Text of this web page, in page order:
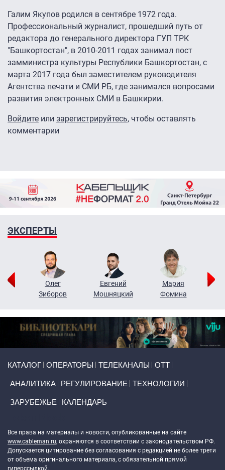
Галим Якупов родился в сентябре 1972 года.
Профессиональный журналист, прошедший путь от
редактора до генерального директора ГУП ТРК
"Башкортостан", в 2010-2011 годах занимал пост
замминистра культуры Республики Башкортостан, с
марта 2017 года был заместителем руководителя
Агентства печати и СМИ РБ, где занимался вопросами
развития электронных СМИ в Башкирии.
Войдите или зарегистрируйтесь, чтобы оставлять
комментарии
ЭКСПЕРТЫ
Олег
Зиборов
Евгений
Мошняцкий
Мария
Фомина
КАТАЛОГ ОПЕРАТОРЫ ТЕЛЕКАНАЛЫ ОТТ
АНАЛИТИКА РЕГУЛИРОВАНИЕ ТЕХНОЛОГИИ
ЗАРУБЕЖЬЕ КАЛЕНДАРЬ
Все права на материалы и новости, опубликованные на сайте
www.cableman.ru, охраняются в соответствии с законодательством РФ.
Допускается цитирование без согласования с редакцией не более трети
от объема оригинального материала, с обязательной прямой
гиперссылкой.